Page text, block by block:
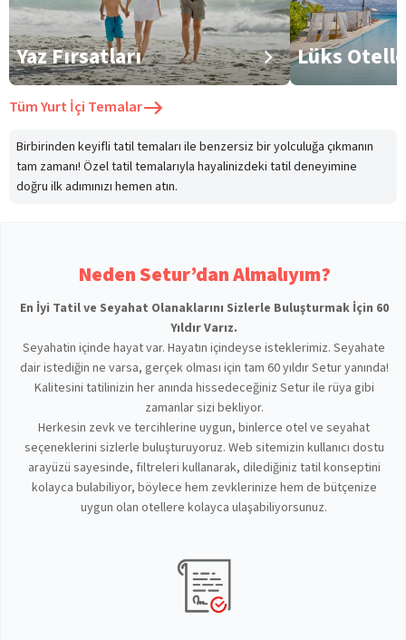
Yaz Fırsatları Lüks
TümYurt İçi Temalar
Birbirinden keyifli tatil temaları ile benzersiz bir yolculuğa çıkmanın
tam zamanı! Özel tatil temalarıyla hayalinizdeki tatil deneyimine
doğru ilk adımınızı hemen atın.
Neden Setur’dan Almalıyım?
En İyi Tatil ve Seyahat Olanaklarını Sizlerle Buluşturmak İçin 60
Yıldır Varız.
Seyahatin içinde hayat var. Hayatın içindeyse isteklerimiz. Seyahate
dair istediğin ne varsa, gerçek olması için tam 60 yıldır Setur yanında!
Kalitesini tatilinizin her anında hissedeceğiniz Setur ile rüya gibi
zamanlar sizi bekliyor.
Herkesin zevk ve tercihlerine uygun, binlerce otel ve seyahat
seçeneklerini sizlerle buluşturuyoruz. Web sitemizin kullanıcı dostu
arayüzü sayesinde, filtreleri kullanarak, dilediğiniz tatil konseptini
kolayca bulabiliyor, böylece hem zevklerinize hem de bütçenize
uygun olan otellere kolayca ulaşabiliyorsunuz.